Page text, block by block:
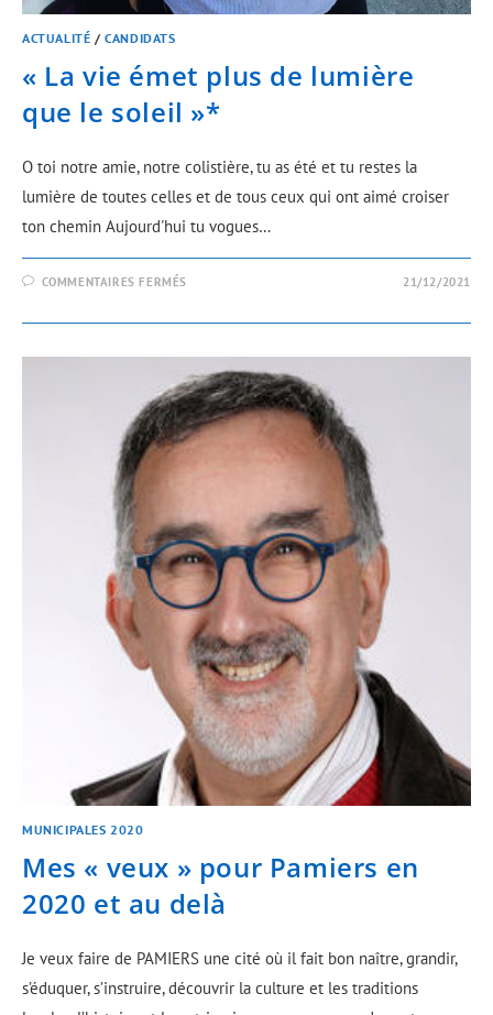
ACTUALITÉ /CANDIDATS
« La vie émet plus de lumière
que le soleil »*
O toi notre amie, notre colistière, tu as été et tu restes la
lumière de toutes celles et de tous ceux qui ont aimé croiser
ton chemin Aujourd'hui tu vogues…
COMMENTAIRES FERMÉS 21/12/2021
MUNICIPALES 2020
Mes « veux » pour Pamiers en
2020 et au delà
Je veux faire de PAMIERS une cité où il fait bon naître, grandir,
s’éduquer, s’instruire, découvrir la culture et les traditions